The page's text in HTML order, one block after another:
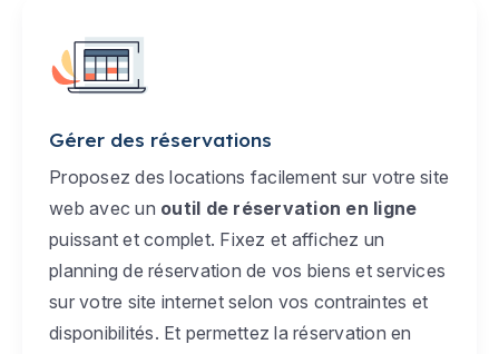
Gérer des réservations
Proposez des locations facilement sur votre site
web avec un outil de réservation en ligne
puissant et complet. Fixez et affichez un
planning de réservation de vos biens et services
sur votre site internet selon vos contraintes et
disponibilités. Et permettez la réservation en